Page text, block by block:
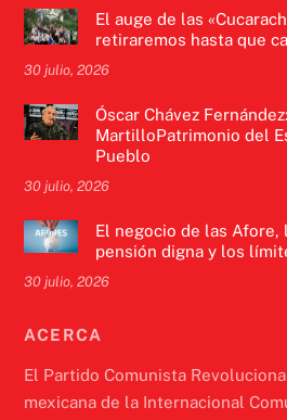
El auge de las
retiraremos hasta que
30 julio, 2026
Óscar Chávez
MartilloPatrimonio del
Pueblo
30 julio, 2026
El negocio de las Afore,
pensión digna y los
30 julio, 2026
ACERCA
El Partido Comunista
mexicana de la Internacional